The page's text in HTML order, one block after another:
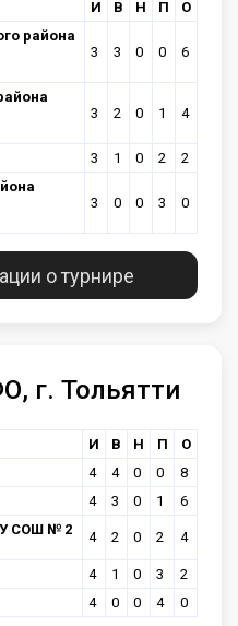
И В Н П О
района
3 3 0 0 6
3 2 0 1 4
3 1 0 2 2
3 0 0 3 0
о турнире
г. Тольятти
И В Н П
О
4 4 0 0
8
4 3 0 1 6
СОШ № 2
4 2 0 2 4
4 1 0 3
2
4 0 0 4 0